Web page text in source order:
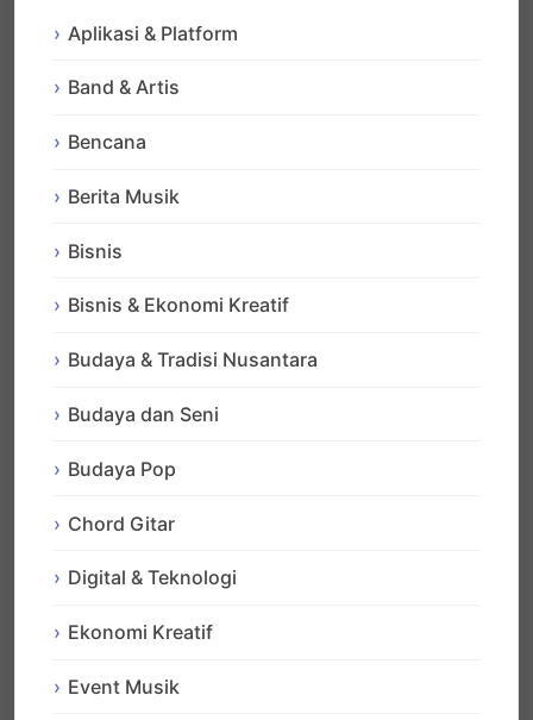
Aplikasi & Platform
Band & Artis
Bencana
Berita Musik
Bisnis
Bisnis & Ekonomi Kreatif
Budaya & Tradisi Nusantara
Budaya dan Seni
Budaya Pop
Chord Gitar
Digital & Teknologi
Ekonomi Kreatif
Event Musik